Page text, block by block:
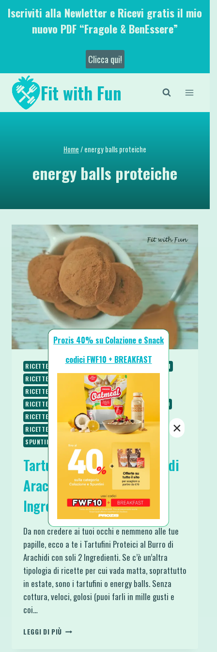
SaltaIscriviti alla Newletter e Ricevi gratis il mio
nuovo PDF “Fragole & BenEssere”
Clicca qui!
Fit with Fun
Home/energy balls proteiche
energy balls proteiche
RICETTE RICETTE CHETOGENICHE
RICETTE DOLCI
RICETTE LOW CARB
RICETTE PROTEICHE
RICETTE SENZA BURRO
RICETTE SENZA COTTURA
RICETTE SENZA GLUTINE
RICETTE SENZA LATTOSIO
RICETTE SENZA UOVA
RICETTE SENZA ZUCCHERO
RICETTE VEGANE
RICETTE VEGETARIANE
SPUNTINI E SNACKS
Tartufini Proteici al Burro di
Arachidi con soli 2
Ingredienti
Da non credere ai tuoi occhi e nemmeno alle tue
papille, ecco a te i Tartufini Proteici al Burro di
Arachidi con soli 2 Ingredienti. Se c’è un’altra
tipologia di ricette per cui vada matta, soprattutto
in estate, sono i tartufini o energy balls. Senza
cottura, veloci, golosi (puoi farli in mille gusti e
coi…
LEGGI DI PIÙ TARTUFINI
Prozis 40% su Colazione e Snack
codici FWF10 + BREAKFAST
×